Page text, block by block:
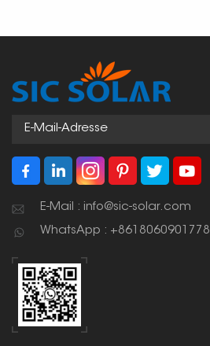
E-Mail : info@sic-solar.com
WhatsApp : +8618060901778